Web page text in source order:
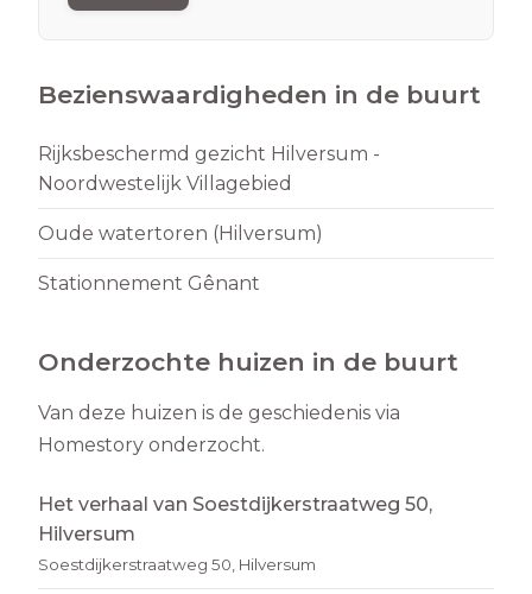
Bezienswaardigheden in de buurt
Rijksbeschermd gezicht Hilversum -
Noordwestelijk Villagebied
Oude watertoren (Hilversum)
Stationnement Gênant
Onderzochte huizen in de buurt
Van deze huizen is de geschiedenis via
Homestory onderzocht.
Het verhaal van Soestdijkerstraatweg 50,
Hilversum
Soestdijkerstraatweg 50, Hilversum